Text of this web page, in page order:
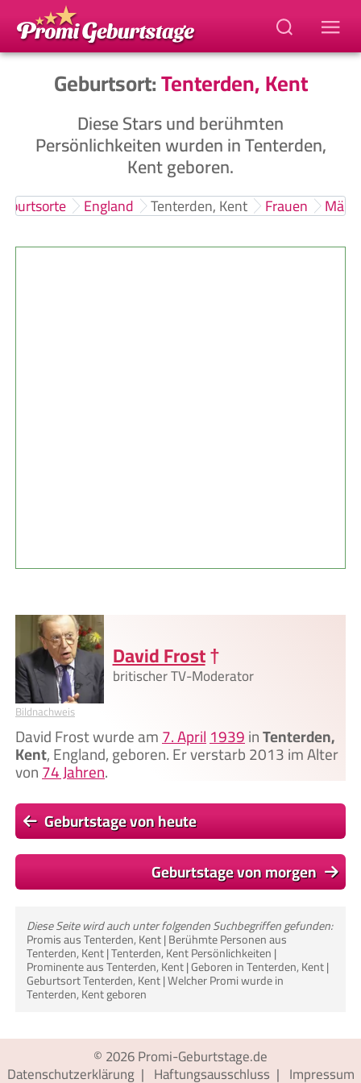
Geburtsort:Tenterden, Kent
Diese Stars und berühmten
Persönlichkeiten wurden in Tenterden,
Kent geboren.
England Tenterden, Kent Frauen
Bildnachweis
David Frost†
britischer TV-Moderator
David Frost wurde am7. April1939inTenterden,
Kent, England, geboren. Er verstarb 2013 im Alter
von74 Jahren.
Geburtstage von heute
Geburtstage von morgen
Diese Seite wird auch unter folgenden Suchbegriffen gefunden:
Promis aus Tenterden, Kent | Berühmte Personen aus
Tenterden, Kent | Tenterden, Kent Persönlichkeiten |
Prominente aus Tenterden, Kent | Geboren in Tenterden, Kent |
Geburtsort Tenterden, Kent | Welcher Promi wurde in
Tenterden, Kent geboren
© 2026Promi-Geburtstage.de
Datenschutzerklärung| Haftungsausschluss | Impressum